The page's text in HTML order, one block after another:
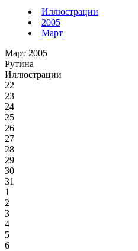
Иллюстрации
2005
Март
Март 2005
Рутина
Иллюстрации
22
23
24
25
26
27
28
29
30
31
1
2
3
4
5
6